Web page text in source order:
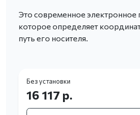
Это современное электронное
которое определяет
путь его носителя.
Без установки
16 117 р.